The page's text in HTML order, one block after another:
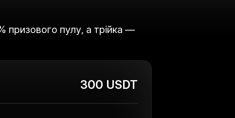
призового пулу, а трійка —
300 USDT